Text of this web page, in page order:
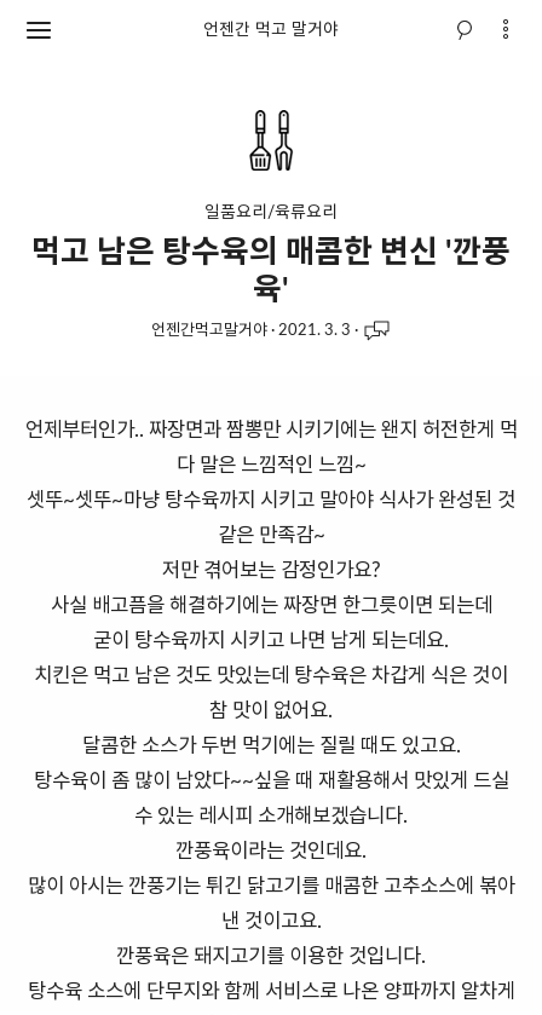
언젠간 먹고 말거야
일품요리/육류요리
먹고 남은 탕수육의 매콤한 변신 '깐풍
육'
언젠간먹고말거야· 2021. 3. 3 ·
언제부터인가.. 짜장면과 짬뽕만 시키기에는 왠지 허전한게 먹
다 말은 느낌적인 느낌~
셋뚜~셋뚜~마냥 탕수육까지 시키고 말아야 식사가 완성된 것
같은 만족감~
저만 겪어보는 감정인가요?
사실 배고픔을 해결하기에는 짜장면 한그릇이면 되는데
굳이 탕수육까지 시키고 나면 남게 되는데요.
치킨은 먹고 남은 것도 맛있는데 탕수육은 차갑게 식은 것이
참 맛이 없어요.
달콤한 소스가 두번 먹기에는 질릴 때도 있고요.
탕수육이 좀 많이 남았다~~싶을 때 재활용해서 맛있게 드실
수 있는 레시피 소개해보겠습니다.
깐풍육이라는 것인데요.
많이 아시는 깐풍기는 튀긴 닭고기를 매콤한 고추소스에 볶아
낸 것이고요.
깐풍육은 돼지고기를 이용한 것입니다.
탕수육 소스에 단무지와 함께 서비스로 나온 양파까지 알차게